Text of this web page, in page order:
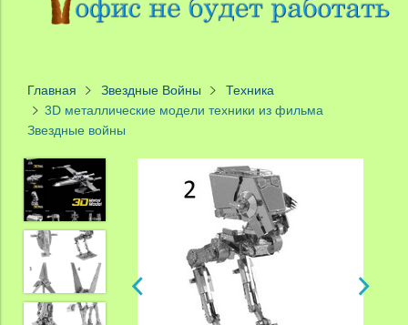
Главная Звездные Войны
Техника
3D металлические модели техники из фильма
Звездные войны